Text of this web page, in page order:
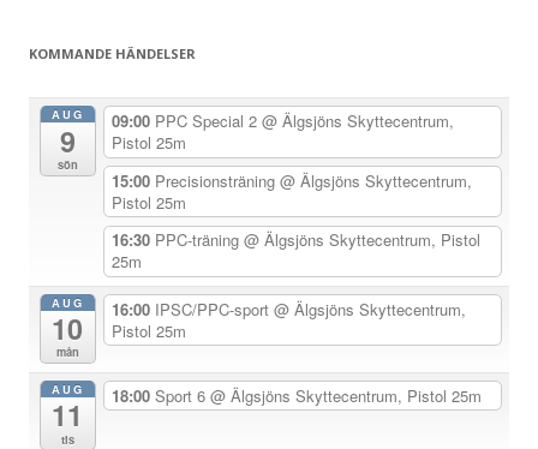
a
g
KOMMANDE HÄNDELSER
AUG
9
sön
09:00 PPC Special 2 @ Älgsjöns Skyttecentrum,
Pistol 25m
15:00 Precisionsträning @ Älgsjöns Skyttecentrum,
Pistol 25m
16:30 PPC-träning @ Älgsjöns Skyttecentrum, Pistol
25m
AUG
10
mån
16:00 IPSC/PPC-sport @ Älgsjöns Skyttecentrum,
Pistol 25m
AUG
11
tis
18:00 Sport 6 @ Älgsjöns Skyttecentrum, Pistol 25m